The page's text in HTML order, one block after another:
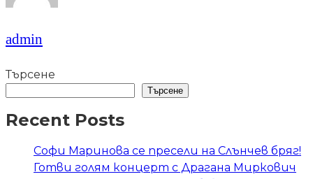
admin
Търсене
Търсене
Recent Posts
Софи Маринова се пресели на Слънчев бряг!
Готви голям концерт с Драгана Миркович